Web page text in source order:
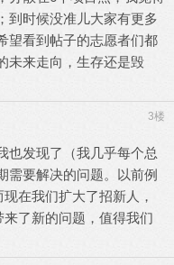
到时候没准儿大家有更多
望看到帖子的志愿者们都
未来走向，生存还是毁
3楼
也发现了（我几乎每个总
需要解决的问题。以前例
在我们扩大了招新人，
来了新的问题，值得我们